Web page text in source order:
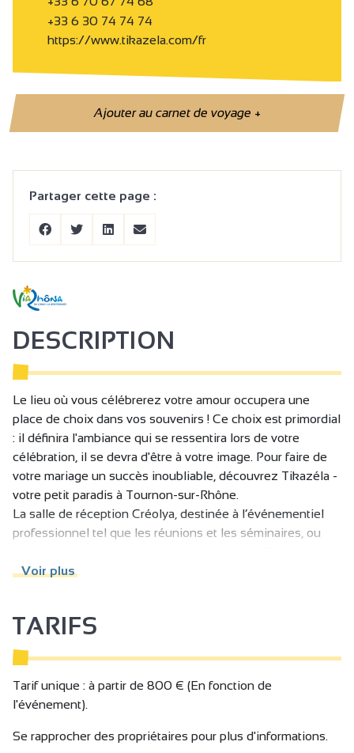
+33 6 30 74 74 74
https://www.tikazela.com/fr
Ajouter au carnet de voyage+
Partager cette page :
DESCRIPTION
Le lieu où vous célébrerez votre amour occupera une
place de choix dans vos souvenirs ! Ce choix est primordial
: il définira l'ambiance qui se ressentira lors de votre
célébration, il se devra d'être à votre image. Pour faire de
votre mariage un succès inoubliable, découvrez Tikazéla -
votre petit paradis à Tournon-sur-Rhône.
La salle de réception Créolya, destinée à l’événementiel
professionnel tel que les réunions et les séminaires, ou
prestation personnalisable et adaptée à vos exigences.
200 personnes pour un repas assis ou 250 personnes
debout.
Il est possible de bénéficier d’un hébergement sur place.
d’une capacité de 14 couchages, se compose de sept
Voir plus
TARIFS
Tarif unique : à partir de 800 € (En fonction de
l'événement).
Se rapprocher des propriétaires pour plus d'informations.